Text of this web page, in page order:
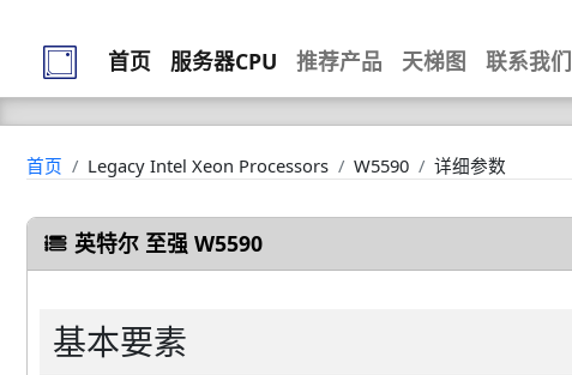
首页 服务器CPU 推荐产品 天梯图 联系我们
首页 Legacy Intel Xeon Processors W5590 详细参数
英特尔 至强 W5590
基本要素